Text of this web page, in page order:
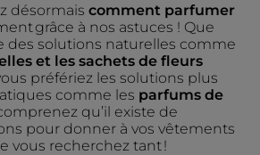
désormais comment parfumer
grâce à nos astuces ! Que
des solutions naturelles comme
et les sachets de fleurs
préfériez les solutions plus
comme les parfums de
qu’il existe de
pour donner à vos vêtements
vous recherchez tant !